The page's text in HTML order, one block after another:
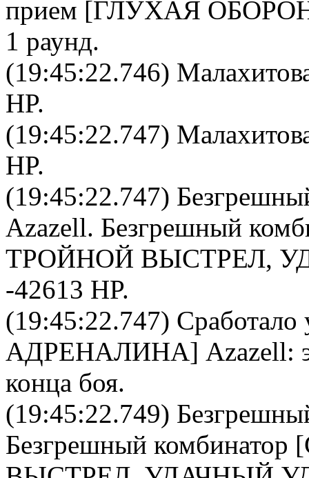
прием [ГЛУХАЯ
1 раунд.
(19:45:22.746)
HP.
(19:45:22.747)
HP.
(19:45:22.747)
Azazell. Безгрешный
ТРОЙНОЙ ВЫСТРЕЛ,
-42613 HP.
(19:45:22.747) Сработало
АДРЕНАЛИНА] Azazell:
конца боя.
(19:45:22.749)
Безгрешный комбинатор